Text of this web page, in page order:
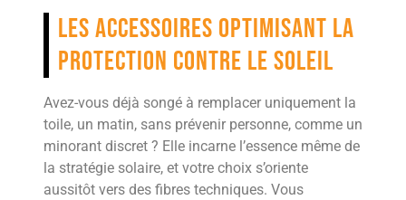
Les accessoires optimisant la
protection contre le soleil
Avez-vous déjà songé à remplacer uniquement la
toile, un matin, sans prévenir personne, comme un
minorant discret ? Elle incarne l’essence même de
la stratégie solaire, et votre choix s’oriente
aussitôt vers des fibres techniques. Vous